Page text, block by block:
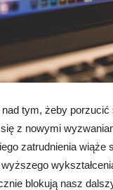
tym, żeby
z nowymi
zatrudnienia wiąże
blokują nasz